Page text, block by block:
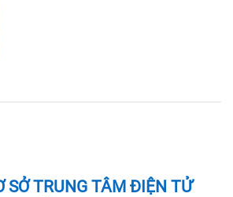
SỞ TRUNG TÂM ĐIỆN TỬ